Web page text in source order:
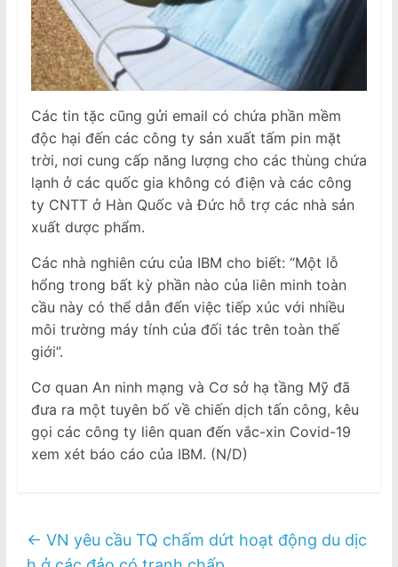
Các tin tặc cũng gửi email có chứa phần mềm
độc hại đến các công ty sản xuất tấm pin mặt
trời, nơi cung cấp năng lượng cho các thùng chứa
lạnh ở các quốc gia không có điện và các công
ty CNTT ở Hàn Quốc và Đức hỗ trợ các nhà sản
xuất dược phẩm.
Các nhà nghiên cứu của IBM cho biết: “Một lỗ
hổng trong bất kỳ phần nào của liên minh toàn
cầu này có thể dẫn đến việc tiếp xúc với nhiều
môi trường máy tính của đối tác trên toàn thế
giới”.
Cơ quan An ninh mạng và Cơ sở hạ tầng Mỹ đã
đưa ra một tuyên bố về chiến dịch tấn công, kêu
gọi các công ty liên quan đến vắc-xin Covid-19
xem xét báo cáo của IBM. (N/D)
← VN yêu cầu TQ chấm dứt hoạt động du dịc